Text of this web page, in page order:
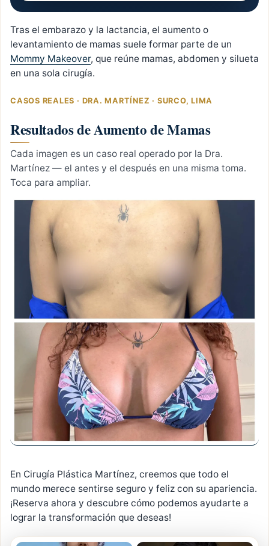
Tras el embarazo y la lactancia, el aumento o
levantamiento de mamas suele formar parte de un
Mommy Makeover, que reúne mamas, abdomen y silueta
en una sola cirugía.
CASOS REALES · DRA. MARTÍNEZ · SURCO, LIMA
Resultados de Aumento de Mamas
Cada imagen es un caso real operado por la Dra.
Martínez — el antes y el después en una misma toma.
Toca para ampliar.
En Cirugía Plástica Martínez, creemos que todo el
mundo merece sentirse seguro y feliz con su apariencia.
¡Reserva ahora y descubre cómo podemos ayudarte a
lograr la transformación que deseas!